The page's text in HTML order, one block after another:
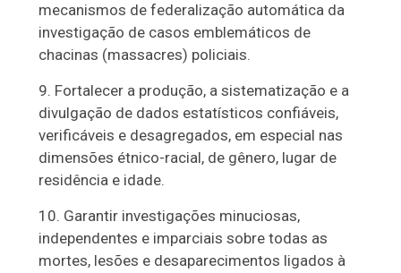
mecanismos de federalização automática da
investigação de casos emblemáticos de
chacinas (massacres) policiais.
Fortalecer a produção, a sistematização e a
divulgação de dados estatísticos confiáveis,
verificáveis e desagregados, em especial nas
dimensões étnico-racial, de gênero, lugar de
residência e idade.
Garantir investigações minuciosas,
independentes e imparciais sobre todas as
mortes, lesões e desaparecimentos ligados à